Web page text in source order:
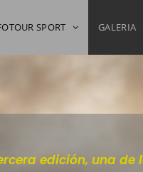
SPORT GALERIA
edición, una